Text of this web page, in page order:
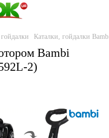
Каталки, гойдалки
Bambi
2)